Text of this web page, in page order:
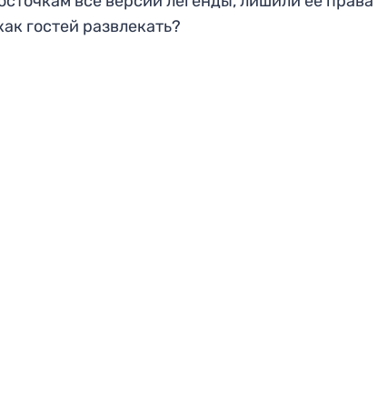
гостей развлекать?